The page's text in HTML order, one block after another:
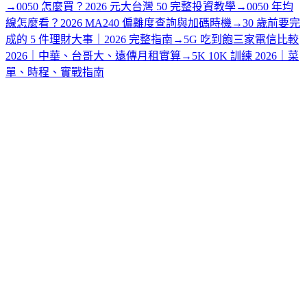
→0050 怎麼買？2026 元大台灣 50 完整投資教學→0050 年均
線怎麼看？2026 MA240 偏離度查詢與加碼時機 →30 歲前要完
成的 5 件理財大事｜2026 完整指南 → 5G 吃到飽三家電信比較
2026｜中華、台哥大、遠傳月租實算→ 5K 10K 訓練 2026｜菜
單、時程、實戰指南